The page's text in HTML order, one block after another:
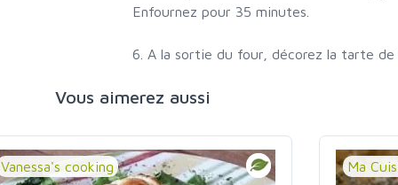
Enfournez pour 35 minutes.
6. A la sortie du four, décorez la tarte de
Vous aimerez aussi
Vanessa's cooking Ma